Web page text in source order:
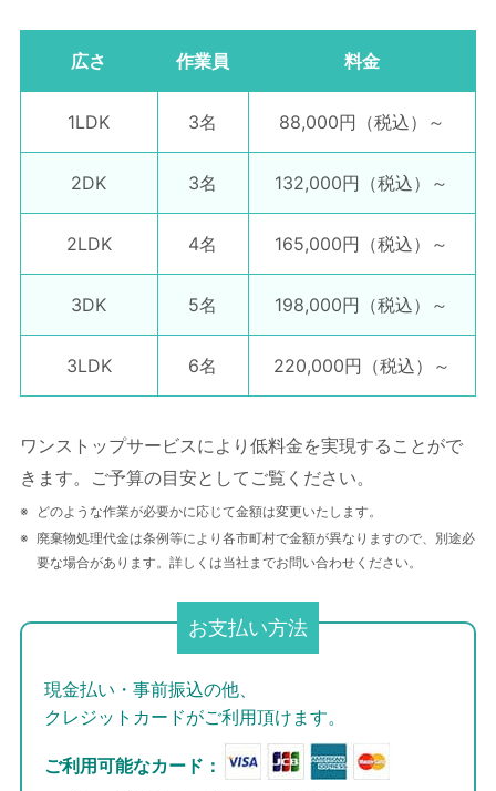
広さ 作業員 料金
1LDK 3名 88,000円 （税込）～
2DK 3名 132,000円 （税込）～
2LDK 4名 165,000円 （税込）～
3DK 5名 198,000円 （税込）～
3LDK 6名 220,000円 （税込）～
ワンストップサービスにより低料金を実現することがで
きます。ご予算の目安としてご覧ください。
どのような作業が必要かに応じて金額は変更いたします。
廃棄物処理代金は条例等により各市町村で金額が異なりますので、別途必
要な場合があります。詳しくは当社までお問い合わせください。
お支払い方法
現金払い・事前振込の他、
クレジットカードがご利用頂けます。
ご利用可能なカード：